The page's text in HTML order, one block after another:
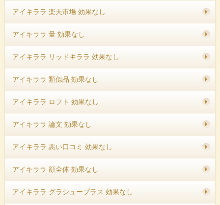
アイキララ 楽天市場 効果なし
アイキララ 量 効果なし
アイキララ リッドキララ 効果なし
アイキララ 類似品 効果なし
アイキララ ロフト 効果なし
アイキララ 論文 効果なし
アイキララ 悪い口コミ 効果なし
アイキララ 顔全体 効果なし
アイキララ グラシュープラス 効果なし